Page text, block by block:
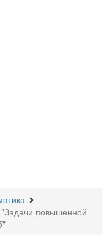
повышенной